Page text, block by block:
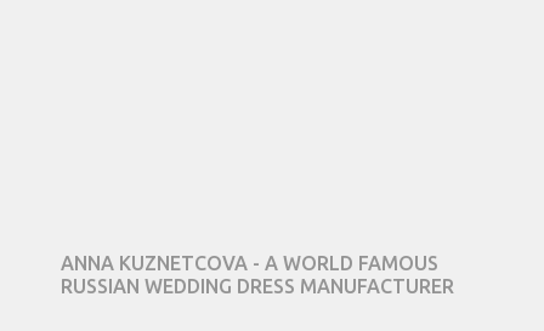
ANNA KUZNETCOVA - A WORLD FAMOUS
RUSSIAN WEDDING DRESS MANUFACTURER